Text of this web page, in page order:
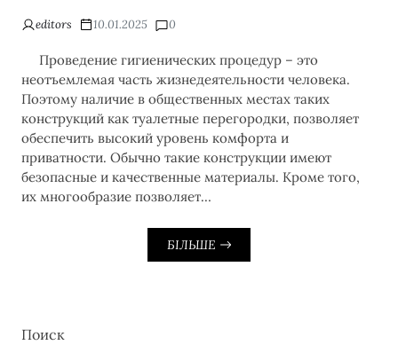
editors 10.01.2025 0
Проведение гигиенических процедур – это
неотъемлемая часть жизнедеятельности человека.
Поэтому наличие в общественных местах таких
конструкций как туалетные перегородки, позволяет
обеспечить высокий уровень комфорта и
приватности. Обычно такие конструкции имеют
безопасные и качественные материалы. Кроме того,
их многообразие позволяет…
БІЛЬШЕ
Поиск